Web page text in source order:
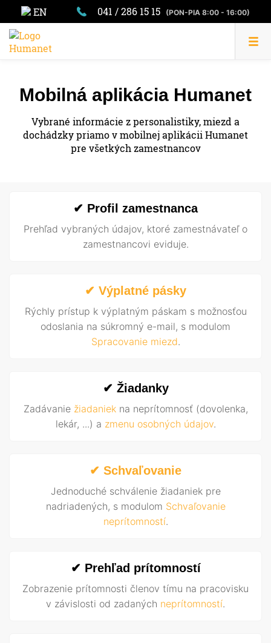
EN 041 / 286 15 15 (PON-PIA 8:00 - 16:00)
Mobilná aplikácia Humanet
Vybrané informácie z personalistiky, miezd a
dochádzky priamo v mobilnej aplikácii Humanet
pre všetkých zamestnancov
✔ Profil zamestnanca
Prehľad vybraných údajov, ktoré zamestnávateľ o
zamestnancovi eviduje.
✔ Výplatné pásky
Rýchly prístup k výplatným páskam s možnosťou
odoslania na súkromný e-mail, s modulom
Spracovanie miezd.
✔ Žiadanky
Zadávanie žiadaniekna neprítomnosť (dovolenka,
lekár, ...) a zmenu osobných údajov.
✔ Schvaľovanie
Jednoduché schválenie žiadaniek pre
nadriadených, s modulom Schvaľovanie
neprítomností.
✔ Prehľad prítomností
Zobrazenie prítomnosti členov tímu na pracovisku
v závislosti od zadaných neprítomností.